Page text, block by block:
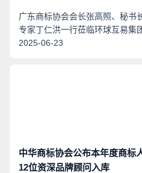
广东商标协会会长张高照、秘书
专家丁仁洪一行莅临环球互易集
伟和相关管理层热情接待。
2025-06-23
中华商标协会公布本年度商标
12位资深品牌顾问入库